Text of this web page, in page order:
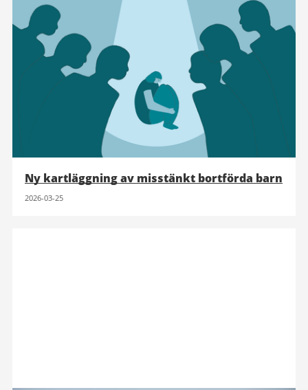
Ny kartläggning av misstänkt bortförda barn
2026-03-25